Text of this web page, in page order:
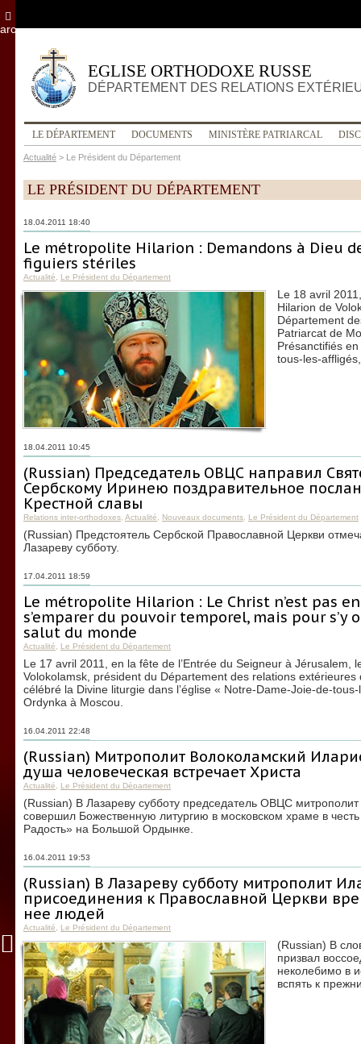
EGLISE ORTHODOXE RUSSE
DÉPARTEMENT DES RELATIONS
LE DÉPARTEMENT DOCUMENTS MINISTÈRE PATRIARCAL
Actualité > Le Président du Département
LE PRÉSIDENT DU DÉPARTEMENT
18.04.2011 18:40
Le métropolite Hilarion : Demandons à Dieu
figuiers stériles
Actualité Le Président du Département
Le 18 avril
Hilarion de
Département
Patriarcat de
Présanctifiés
tous-les-
18.04.2011 10:45
(Russian) Председатель ОВЦС направил
Сербскому Иринею поздравительное
Крестной славы
Relations inter-orthodoxes Actualité Nouveaux documents Le Président du Département
(Russian) Предстоятель Сербской Православной Церкви
Лазареву субботу.
17.04.2011 18:59
Le métropolite Hilarion : Le Christ n’est pas
s’emparer du pouvoir temporel, mais pour
salut du monde
Actualité Le Président du Département
Le 17 avril 2011, en la fête de l’Entrée du Seigneur à Jérusalem,
Volokolamsk, président du Département des relations
célébré la Divine liturgie dans l’église « Notre-Dame-Joie-de-
Ordynka à Moscou.
16.04.2011 22:48
(Russian) Митрополит Волоколамский
душа человеческая встречает Христа
Actualité Le Président du Département
(Russian) В Лазареву субботу председатель ОВЦС
совершил Божественную литургию в московском храме в
Радость» на Большой Ордынке.
16.04.2011 19:53
(Russian) В Лазареву субботу митрополит
присоединения к Православной Церкви
нее людей
Actualité Le Président du Département
(Russian) В
призвал
неколебимо в
вспять к
archives